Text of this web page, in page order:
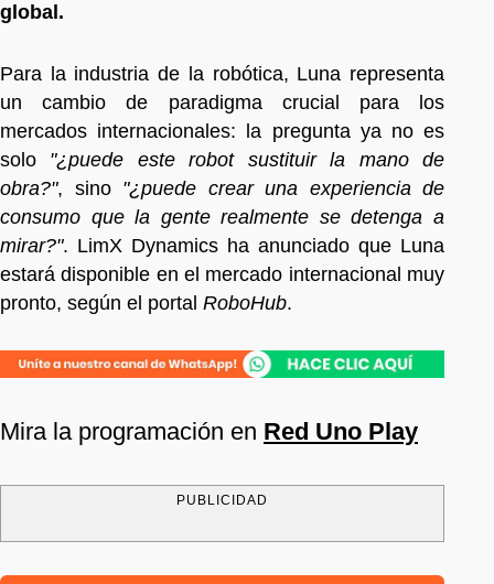
global.
Para la industria de la robótica, Luna representa
un cambio de paradigma crucial para los
mercados internacionales: la pregunta ya no es
solo "¿puede este robot sustituir la mano de
obra?", sino "¿puede crear una experiencia de
consumo que la gente realmente se detenga a
mirar?". LimX Dynamics ha anunciado que Luna
estará disponible en el mercado internacional muy
pronto, según el portal RoboHub.
Mira la programación en Red Uno Play
PUBLICIDAD